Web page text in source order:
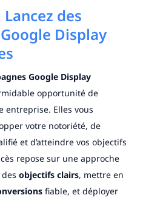
des
Display
Google Display
opportunité de
entreprise. Elles vous
votre notoriété, de
et d’atteindre vos objectifs
repose sur une approche
objectifs clairs, mettre en
fiable, et déployer